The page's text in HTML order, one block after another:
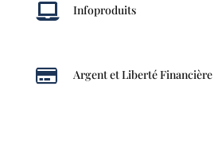
 Infoproduits
 Argent et Liberté Financière